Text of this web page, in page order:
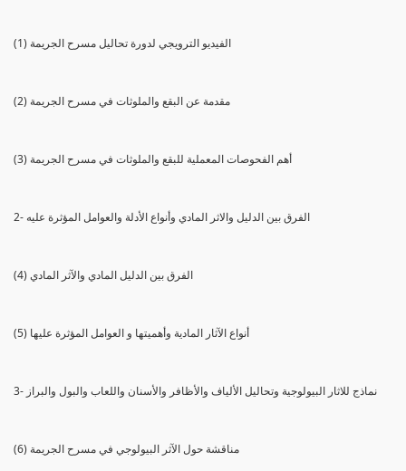
(1) الفيديو الترويجي لدورة تحاليل مسرح الجريمة
(2) مقدمة عن البقع والملوثات في مسرح الجريمة
(3) أهم الفحوصات المعملية للبقع والملوثات في مسرح الجريمة
2- الفرق بين الدليل والاثر المادي وأنواع الأدلة والعوامل المؤثرة عليه
(4) الفرق بين الدليل المادي والآثر المادي
(5) أنواع الآثار المادية وأهميتها و العوامل المؤثرة عليها
3- نماذج للاثار البيولوجية وتحاليل الألياف والأظافر والأسنان واللعاب والبول والبراز
(6) مناقشة حول الآثر البيولوجي في مسرح الجريمة